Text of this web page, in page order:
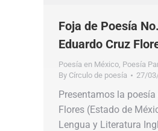
Foja de Poesía
Eduardo Cruz
Poesía en México Poesía
By Círculo de poesía 27/
Presentamos la
Flores (Estado de
Lengua y Literatura